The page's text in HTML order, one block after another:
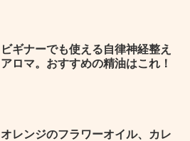
ビギナーでも使える自律神経整え
アロマ。おすすめの精油はこれ！
オレンジのフラワーオイル、カレ